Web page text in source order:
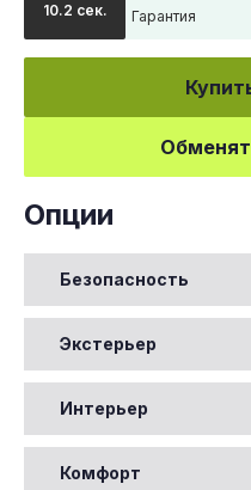
10.2 сек. Гарантия
Опции
Безопасность
Экстерьер
Интерьер
Комфорт